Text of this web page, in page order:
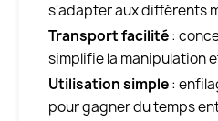
s'adapter aux différents
Transport facilité:
simplifie la manipulation
Utilisation simple:
pour gagner du temps